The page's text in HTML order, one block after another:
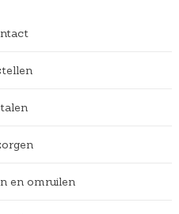
en omruilen